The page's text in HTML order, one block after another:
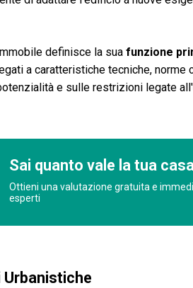
definisce la sua funzione
a caratteristiche tecniche, norme
e sulle restrizioni legate
Sai quanto vale la tua
Ottieni una valutazione gratuita e
esperti
Urbanistiche